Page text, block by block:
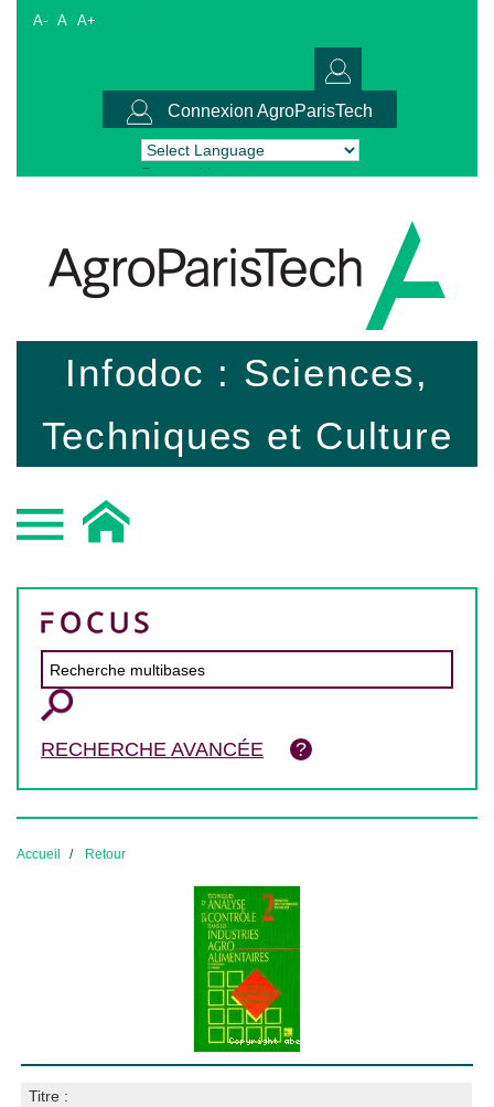
A- A A+
Connexion AgroParisTech
Powered by Translate
Infodoc : Sciences,
Techniques et Culture
RECHERCHE AVANCÉE
Accueil Retour
Titre :